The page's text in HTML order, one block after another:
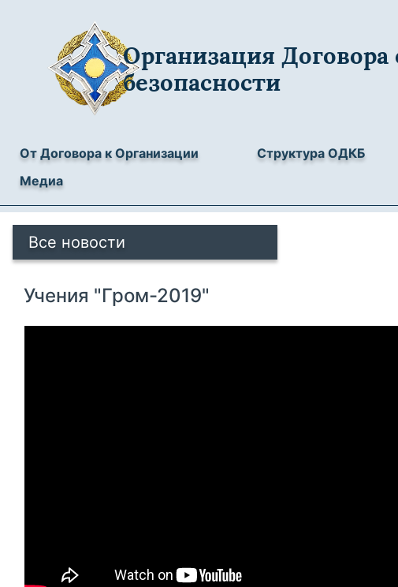
Организация
безопасности
От Договора к Организации Структура ОДКБ
Медиа
Все новости
Учения "Гром-2019"